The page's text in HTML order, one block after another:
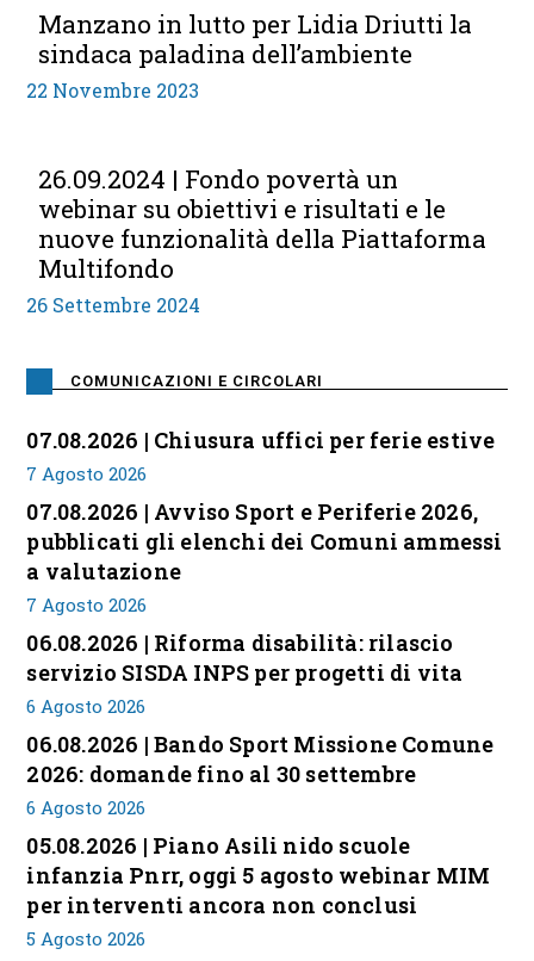
Manzano in lutto per Lidia Driutti la
sindaca paladina dell’ambiente
22 Novembre 2023
26.09.2024 | Fondo povertà un
webinar su obiettivi e risultati e le
nuove funzionalità della Piattaforma
Multifondo
26 Settembre 2024
COMUNICAZIONI E CIRCOLARI
07.08.2026 | Chiusura uffici per ferie estive
7 Agosto 2026
07.08.2026 | Avviso Sport e Periferie 2026,
pubblicati gli elenchi dei Comuni ammessi
a valutazione
7 Agosto 2026
06.08.2026 | Riforma disabilità: rilascio
servizio SISDA INPS per progetti di vita
6 Agosto 2026
06.08.2026 | Bando Sport Missione Comune
2026: domande fino al 30 settembre
6 Agosto 2026
05.08.2026 | Piano Asili nido scuole
infanzia Pnrr, oggi 5 agosto webinar MIM
per interventi ancora non conclusi
5 Agosto 2026